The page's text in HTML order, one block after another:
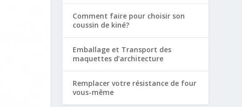
Comment faire pour choisir son
coussin de kiné?
Emballage et Transport des
maquettes d’architecture
Remplacer votre résistance de four
vous-même